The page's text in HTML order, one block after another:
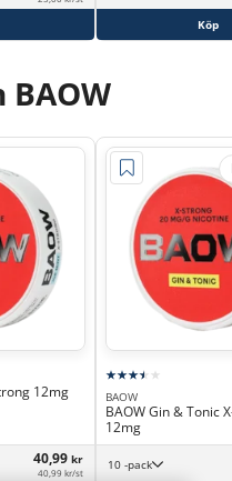
Köp
12mg
40,99 kr
40,99 kr/st
BAOW
BAOW Gin & Tonic
12mg
10 -pack